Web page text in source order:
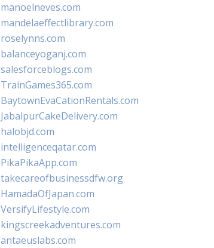
manoelneves.com
mandelaeffectlibrary.com
roselynns.com
balanceyoganj.com
salesforceblogs.com
TrainGames365.com
BaytownEvaCationRentals.com
JabalpurCakeDelivery.com
halobjd.com
intelligenceqatar.com
PikaPikaApp.com
takecareofbusinessdfw.org
HamadaOfJapan.com
VersifyLifestyle.com
kingscreekadventures.com
antaeuslabs.com